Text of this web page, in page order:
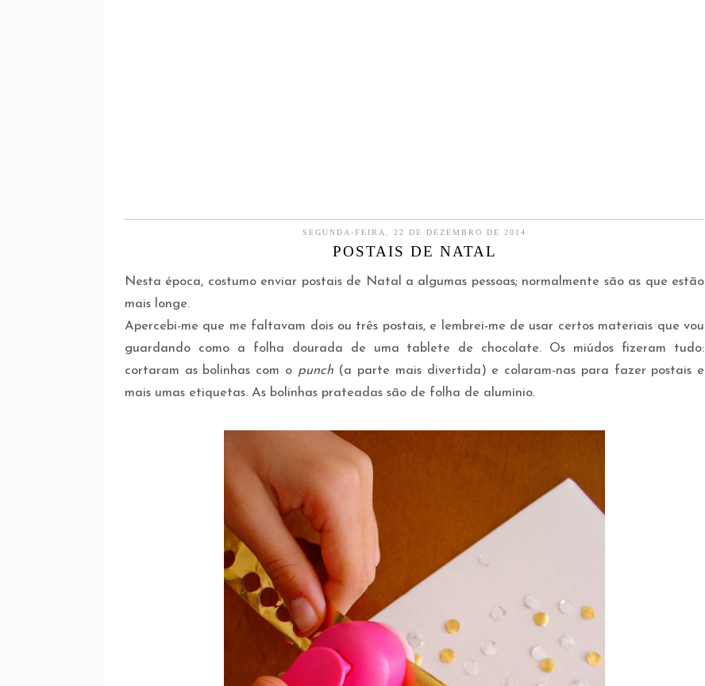
SEGUNDA-FEIRA, 22 DE DEZEMBRO DE 2014
POSTAIS DE NATAL
Nesta época, costumo enviar postais de Natal a algumas pessoas; normalmente são as que estão
mais longe.
Apercebi-me que me faltavam dois ou três postais, e lembrei-me de usar certos materiais que vou
guardando como a folha dourada de uma tablete de chocolate. Os miúdos fizeram tudo:
cortaram as bolinhas com o punch(a parte mais divertida) e colaram-nas para fazer postais e
mais umas etiquetas. As bolinhas prateadas são de folha de alumínio.